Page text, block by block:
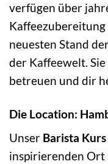
verfügen über
Kaffeezubereitung
neuesten Stand
der Kaffeewelt.
betreuen und dir
Die Location:
Unser Barista
inspirierenden Ort